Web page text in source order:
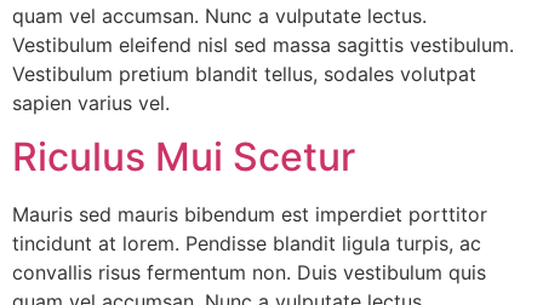
quam vel accumsan. Nunc a vulputate lectus.
Vestibulum eleifend nisl sed massa sagittis vestibulum.
Vestibulum pretium blandit tellus, sodales volutpat
sapien varius vel.
Riculus Mui Scetur
Mauris sed mauris bibendum est imperdiet porttitor
tincidunt at lorem. Pendisse blandit ligula turpis, ac
convallis risus fermentum non. Duis vestibulum quis